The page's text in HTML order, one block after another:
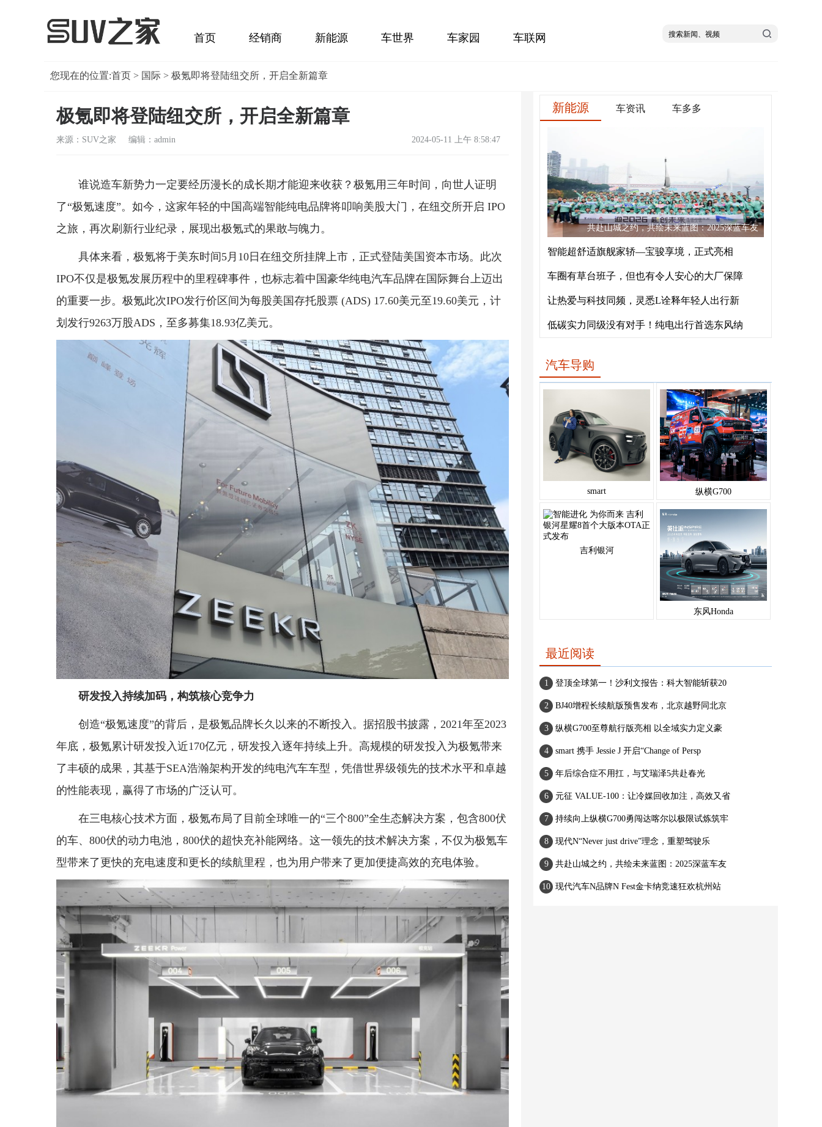
首页 经销商 新能源 车世界 车家园 车联网
您现在的位置:首页 > 国际 > 极氪即将登陆纽交所，开启全新篇章
极氪即将登陆纽交所，开启全新篇章
来源：SUV之家 编辑：admin 2024-05-11 上午 8:58:47
谁说造车新势力一定要经历漫长的成长期才能迎来收获？极氪用三年时间，向世人证明
了“极氪速度”。如今，这家年轻的中国高端智能纯电品牌将叩响美股大门，在纽交所开启 IPO
之旅，再次刷新行业纪录，展现出极氪式的果敢与魄力。
具体来看，极氪将于美东时间5月10日在纽交所挂牌上市，正式登陆美国资本市场。此次
IPO不仅是极氪发展历程中的里程碑事件，也标志着中国豪华纯电汽车品牌在国际舞台上迈出
的重要一步。极氪此次IPO发行价区间为每股美国存托股票 (ADS) 17.60美元至19.60美元，计
划发行9263万股ADS，至多募集18.93亿美元。
研发投入持续加码，构筑核心竞争力
创造“极氪速度”的背后，是极氪品牌长久以来的不断投入。据招股书披露，2021年至2023
年底，极氪累计研发投入近170亿元，研发投入逐年持续上升。高规模的研发投入为极氪带来
了丰硕的成果，其基于SEA浩瀚架构开发的纯电汽车车型，凭借世界级领先的技术水平和卓越
的性能表现，赢得了市场的广泛认可。
在三电核心技术方面，极氪布局了目前全球唯一的“三个800”全生态解决方案，包含800伏
的车、800伏的动力电池，800伏的超快充补能网络。这一领先的技术解决方案，不仅为极氪车
型带来了更快的充电速度和更长的续航里程，也为用户带来了更加便捷高效的充电体验。
新能源 车资讯 车多多
共赴山城之约，共绘未来蓝图：2025深蓝车友
智能超舒适旗舰家轿—宝骏享境，正式亮相
车圈有草台班子，但也有令人安心的大厂保障
让热爱与科技同频，灵悉L诠释年轻人出行新
低碳实力同级没有对手！纯电出行首选东风纳
汽车导购
smart 纵横G700
吉利银河
东风Honda
最近阅读
登顶全球第一！沙利文报告：科大智能斩获20
BJ40增程长续航版预售发布，北京越野同北京
纵横G700至尊航行版亮相 以全域实力定义豪
smart 携手 Jessie J 开启“Change of Persp
年后综合症不用扛，与艾瑞泽5共赴春光
元征 VALUE-100：让冷媒回收加注，高效又省
持续向上纵横G700勇闯达喀尔以极限试炼筑牢
现代N“Never just drive”理念，重塑驾驶乐
共赴山城之约，共绘未来蓝图：2025深蓝车友
现代汽车N品牌N Fest金卡纳竞速狂欢杭州站